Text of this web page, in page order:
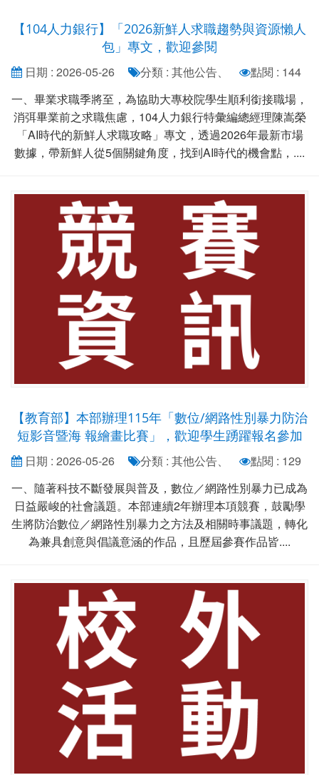
【104人力銀行】「2026新鮮人求職趨勢與資源懶人
包」專文，歡迎參閱
日期 : 2026-05-26 分類 : 其他公告、
點閱 : 144
一、畢業求職季將至，為協助大專校院學生順利銜接職場，
消弭畢業前之求職焦慮，104人力銀行特彙編總經理陳嵩榮
「AI時代的新鮮人求職攻略」專文，透過2026年最新市場
數據，帶新鮮人從5個關鍵角度，找到AI時代的機會點，....
【教育部】本部辦理115年「數位/網路性別暴力防治
短影音暨海 報繪畫比賽」，歡迎學生踴躍報名參加
日期 : 2026-05-26 分類 : 其他公告、
點閱 : 129
一、隨著科技不斷發展與普及，數位／網路性別暴力已成為
日益嚴峻的社會議題。本部連續2年辦理本項競賽，鼓勵學
生將防治數位／網路性別暴力之方法及相關時事議題，轉化
為兼具創意與倡議意涵的作品，且歷屆參賽作品皆....